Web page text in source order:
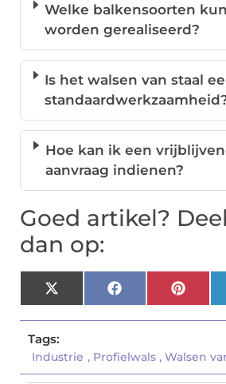
Welke balkensoorten
worden gerealiseerd?
Is het walsen van staal
Hoe kan ik een
aanvraag indienen?
Goed artikel?
dan op:
X
(Twitter)
Facebook
Tags:
Industrie , Profielwals , Walsen